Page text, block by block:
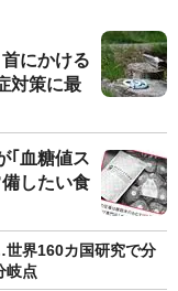
にかける
対策に最
｢血糖値ス
したい食
世界160カ国研究で分
岐点